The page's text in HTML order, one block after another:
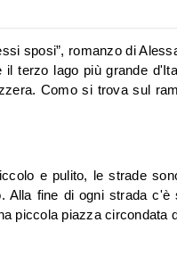
sposi”, romanzo di
terzo lago più grande
Como si trova sul
e pulito, le strade
Alla fine di ogni strada c'è
piccola piazza circondata